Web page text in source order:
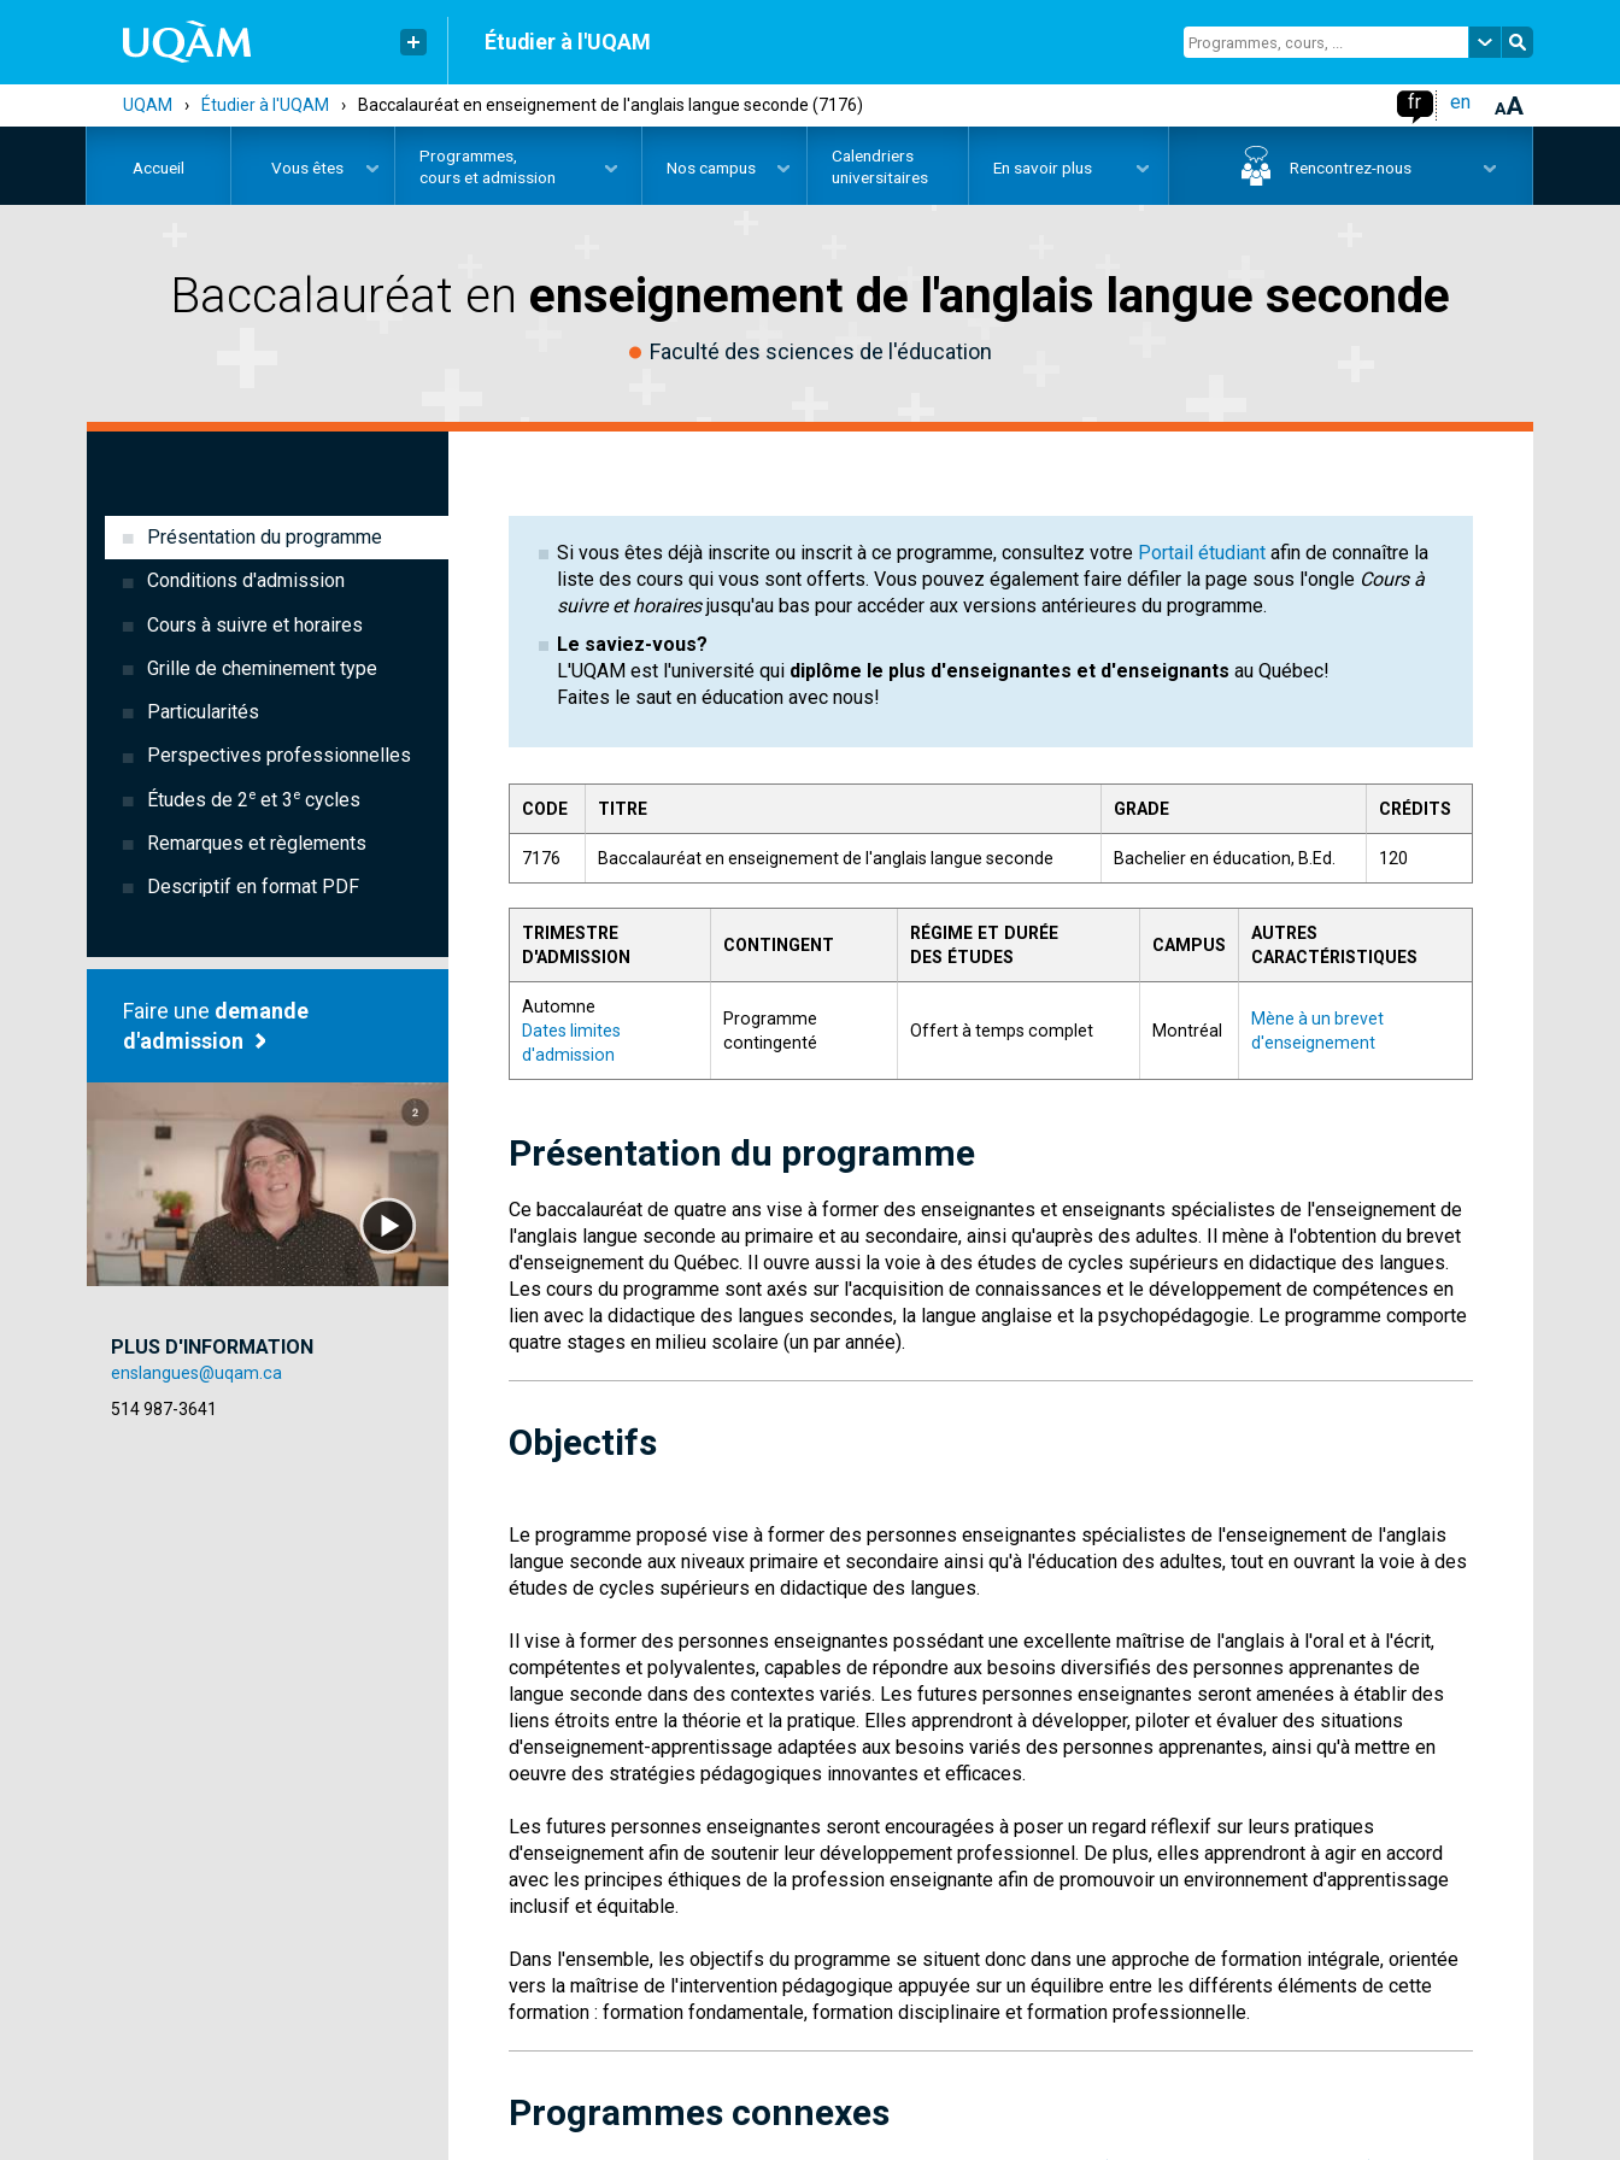
Étudier à l'UQAM
UQAM › Étudier à l'UQAM › Baccalauréat en enseignement de l'anglais langue seconde (7176) fr en
Accueil Vous êtes
Programmes,
cours et admission
Noscampus
Calendriers
universitaires
En savoir plus Rencontrez-nous
Baccalauréat en enseignement de l'anglais langue seconde
Faculté des sciences de l'éducation
Présentation du programme
Conditions d'admission
Cours à suivre et horaires
Grille de cheminement type
Particularités
Perspectives professionnelles
Études de 2e et 3 e cycles
Remarques et règlements
Descriptif en format PDF
Faire une demande
d'admission
PLUS D'INFORMATION
enslangues@uqam.ca
514 987-3641
Si vous êtes déjà inscrite ou inscrit à ce programme, consultez votre Portail étudiant afin de connaître la
liste des cours qui vous sont offerts. Vous pouvez également faire défiler la page sous l'ongle Cours à
suivre et horairesjusqu'au bas pour accéder aux versions antérieures du programme.
Le saviez-vous?
L'UQAM est l'université qui diplôme le plus d'enseignantes et d'enseignants au Québec!
Faites le saut en éducation avec nous!
CODE TITRE GRADE CRÉDITS
7176 Baccalauréat en enseignement de l'anglais langue seconde Bachelier en éducation, B.Ed. 120
TRIMESTRE
D'ADMISSION
CONTINGENT
RÉGIME ET DURÉE
DES ÉTUDES
CAMPUS
AUTRES
CARACTÉRISTIQUES
Automne
Dates limites
d'admission
Programme
contingenté
Offert à temps complet Montréal
Mène à un brevet
d'enseignement
Présentation du programme
Ce baccalauréat de quatre ans vise à former des enseignantes et enseignants spécialistes de l'enseignement de
l'anglais langue seconde au primaire et au secondaire, ainsi qu'auprès des adultes. Il mène à l'obtention du brevet
d'enseignement du Québec. Il ouvre aussi la voie à des études de cycles supérieurs en didactique des langues.
Les cours du programme sont axés sur l'acquisition de connaissances et le développement de compétences en
lien avec la didactique des langues secondes, la langue anglaise et la psychopédagogie. Le programme comporte
quatre stages en milieu scolaire (un par année).
Objectifs
Le programme proposé vise à former des personnes enseignantes spécialistes de l'enseignement de l'anglais
langue seconde aux niveaux primaire et secondaire ainsi qu'à l'éducation des adultes, tout en ouvrant la voie à des
études de cycles supérieurs en didactique des langues.
Il vise à former des personnes enseignantes possédant une excellente maîtrise de l'anglais à l'oral et à l'écrit,
compétentes et polyvalentes, capables de répondre aux besoins diversifiés des personnes apprenantes de
langue seconde dans des contextes variés. Les futures personnes enseignantes seront amenées à établir des
liens étroits entre la théorie et la pratique. Elles apprendront à développer, piloter et évaluer des situations
d'enseignement-apprentissage adaptées aux besoins variés des personnes apprenantes, ainsi qu'à mettre en
oeuvre des stratégies pédagogiques innovantes et efficaces.
Les futures personnes enseignantes seront encouragées à poser un regard réflexif sur leurs pratiques
d'enseignement afin de soutenir leur développement professionnel. De plus, elles apprendront à agir en accord
avec les principes éthiques de la profession enseignante afin de promouvoir un environnement d'apprentissage
inclusif et équitable.
Dans l'ensemble, les objectifs du programme se situent donc dans une approche de formation intégrale, orientée
vers la maîtrise de l'intervention pédagogique appuyée sur un équilibre entre les différents éléments de cette
formation : formation fondamentale, formation disciplinaire et formation professionnelle.
Programmes connexes